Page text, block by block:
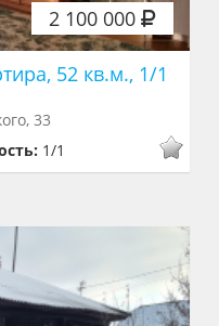
2 100 000
52 кв.м., 1/1
33
1/1